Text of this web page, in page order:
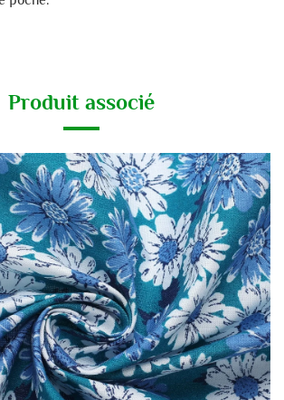
Produit associé